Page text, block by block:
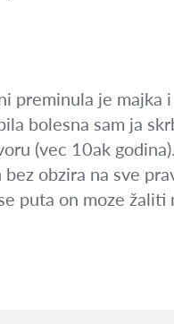
preminula je
bolesna sam ja
(vec 10ak
obzira na sve
puta on moze